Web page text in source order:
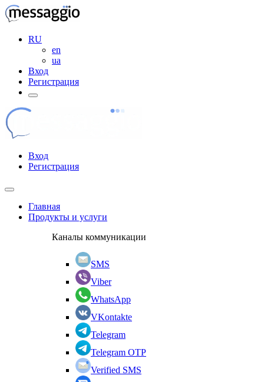
RU
en
ua
Вход
Регистрация
Вход
Регистрация
Главная
Продукты и услуги
Каналы коммуникации
SMS
Viber
WhatsApp
VKontakte
Telegram
Telegram OTP
Verified SMS